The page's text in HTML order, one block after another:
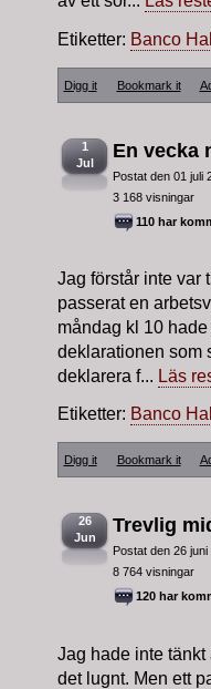
Etiketter: Banco
Digg it Bookmark it
1
Jul
En vecka
Postat den 01 juli
3 168 visningar
110 har
Jag förstår inte var
passerat en
måndag kl 10
deklarationen som
deklarera f... Läs
Etiketter: Banco
Digg it Bookmark it
26
Jun
Trevlig
Postat den 26
8 764 visningar
120 har
Jag hade inte
det lugnt. Men ett